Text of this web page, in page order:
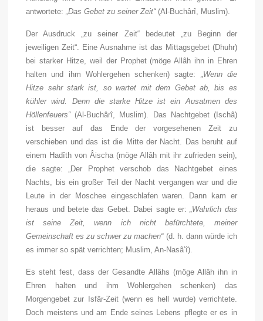
antwortete:„Das Gebet zu seiner Zeit“(Al-Buchârî, Muslim).
Der Ausdruck „zu seiner Zeit“ bedeutet „zu Beginn der
jeweiligen Zeit“. Eine Ausnahme ist das Mittagsgebet (Dhuhr)
bei starker Hitze, weil der Prophet (möge Allâh ihn in Ehren
halten und ihm Wohlergehen schenken) sagte: „Wenn die
Hitze sehr stark ist, so wartet mit dem Gebet ab, bis es
kühler wird. Denn die starke Hitze ist ein Ausatmen des
Höllenfeuers“(Al-Buchârî, Muslim). Das Nachtgebet (Ischâ)
ist besser auf das Ende der vorgesehenen Zeit zu
verschieben und das ist die Mitte der Nacht. Das beruht auf
einem Hadîth vonÂischa (möge Allâh mit ihr zufrieden sein),
die sagte: „Der Prophet verschob das Nachtgebet eines
Nachts, bis ein großer Teil der Nacht vergangen war und die
Leute in der Moschee eingeschlafen waren. Dann kam er
heraus und betete das Gebet. Dabei sagte er:„Wahrlich das
ist seine Zeit, wenn ich nicht befürchtete, meiner
Gemeinschaft es zu schwer zu machen“(d. h. dann würde ich
es immer so spät verrichten; Muslim, An-Nasâ’î).
Es steht fest, dass der Gesandte Allâhs (möge Allâh ihn in
Ehren halten und ihm Wohlergehen schenken) das
Morgengebet zur Isfâr-Zeit (wenn es hell wurde) verrichtete.
Doch meistens und am Ende seines Lebens pflegte er es in